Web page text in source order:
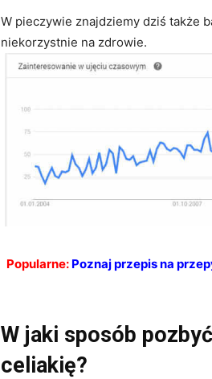
W pieczywie znajdziemy dziś także
niekorzystnie na zdrowie.
Popularne: Poznaj przepis na
W jaki sposób
celiakię?